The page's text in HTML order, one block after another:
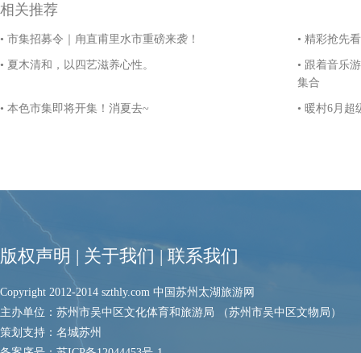
相关推荐
• 市集招募令｜甪直甫里水市重磅来袭！ • 精彩抢先
• 夏木清和，以四艺滋养心性。
• 跟着音乐
集合
• 本色市集即将开集！消夏去~ • 暖村6月超
版权声明 | 关于我们 |联系我们
Copyright 2012-2014 szthly.com 中国苏州太湖旅游网
主办单位：苏州市吴中区文化体育和旅游局 （苏州市吴中区文物局）
策划支持：名城苏州